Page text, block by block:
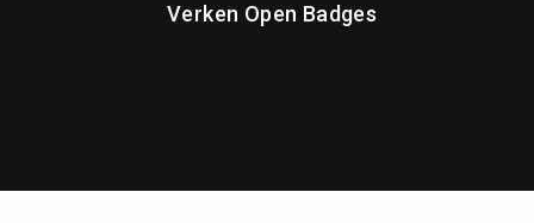
Verken Open Badges